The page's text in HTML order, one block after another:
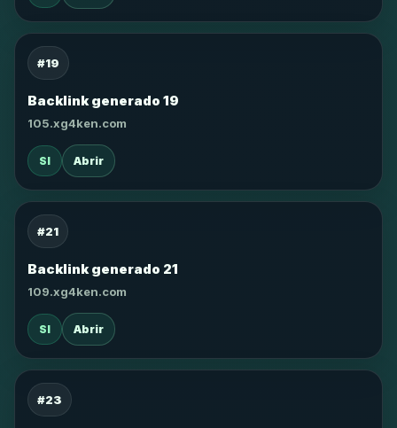
#19
Backlink generado 19
105.xg4ken.com
SI Abrir
#21
Backlink generado 21
109.xg4ken.com
SI Abrir
#23